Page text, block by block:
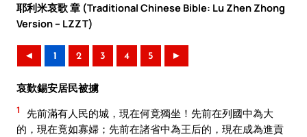
耶利米哀歌 章 (Traditional Chinese Bible: Lu Zhen Zhong
Version – LZZT)
◄ 1 2 3 4 5 ►
哀歎錫安居民被擄
1
先前滿有人民的城，現在何竟獨坐！先前在列國中為大
的，現在竟如寡婦；先前在諸省中為王后的，現在成為進貢